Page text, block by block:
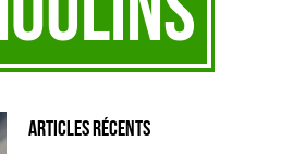
Articles récents